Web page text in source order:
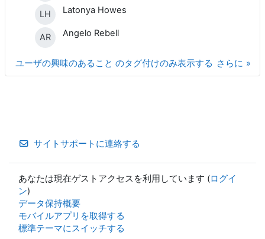
LH Latonya Howes
AR Angelo Rebell
さらに
ユーザの興味のあること のタグ付けのみ表示する
サイトサポートに連絡する
あなたは現在ゲストアクセスを利用しています (ログイ
ン)
データ保持概要
モバイルアプリを取得する
標準テーマにスイッチする